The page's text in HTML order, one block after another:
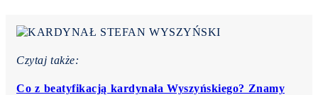
Czytaj także:
Co z beatyfikacją kardynała Wyszyńskiego? Znamy